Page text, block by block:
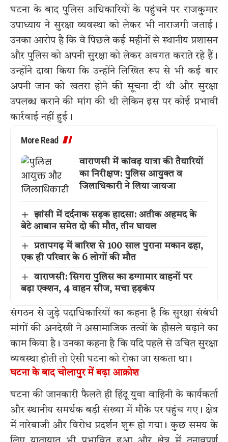
घटना के बाद पुलिस अधिकारियों के पहुंचने पर राजकुमार
उपाध्याय ने सुरक्षा व्यवस्था को लेकर भी नाराजगी जताई।
उनका आरोप है कि वे पिछले कई महीनों से स्थानीय प्रशासन
और पुलिस को अपनी सुरक्षा को लेकर अवगत कराते रहे हैं।
उन्होंने दावा किया कि उन्होंने लिखित रूप से भी कई बार
अपनी जान को खतरा होने की सूचना दी थी और सुरक्षा
उपलब्ध कराने की मांग की थी लेकिन इस पर कोई प्रभावी
कार्रवाई नहीं हुई।
More Read
वाराणसी में कांवड़ यात्रा की तैयारियों
का निरीक्षण: पुलिस आयुक्त व
जिलाधिकारी ने लिया जायजा
झांसी में दर्दनाक सड़क हादसा: अतीक अहमद के
बेटे आबान समेत दो की मौत, तीन घायल
प्रतापगढ़ में बारिश से 100 साल पुराना मकान ढहा,
एक ही परिवार के 6 लोगों की मौत
वाराणसी: सिगरा पुलिस का डग्गामार वाहनों पर
बड़ा एक्शन, 4 वाहन सीज, मचा हड़कंप
संगठन से जुड़े पदाधिकारियों का कहना है कि सुरक्षा संबंधी
मांगों की अनदेखी ने असामाजिक तत्वों के हौसले बढ़ाने का
काम किया है। उनका कहना है कि यदि पहले से उचित सुरक्षा
व्यवस्था होती तो ऐसी घटना को रोका जा सकता था।
घटना के बाद चोलापुर में बढ़ा आक्रोश
घटना की जानकारी फैलते ही हिंदू युवा वाहिनी के कार्यकर्ता
और स्थानीय समर्थक बड़ी संख्या में मौके पर पहुंच गए। क्षेत्र
में नारेबाजी और विरोध प्रदर्शन शुरू हो गया। कुछ समय के